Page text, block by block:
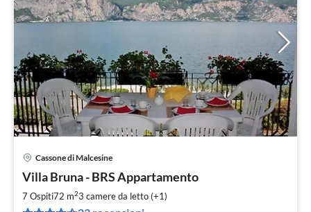
Cassone di Malcesine
Villa Bruna - BRS Appartamento
7 Ospiti72 m23 camere da letto (+1)